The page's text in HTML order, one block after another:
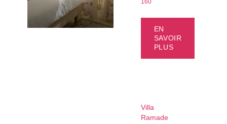
160
EN
SAVOIR
PLUS
Villa
Ramade